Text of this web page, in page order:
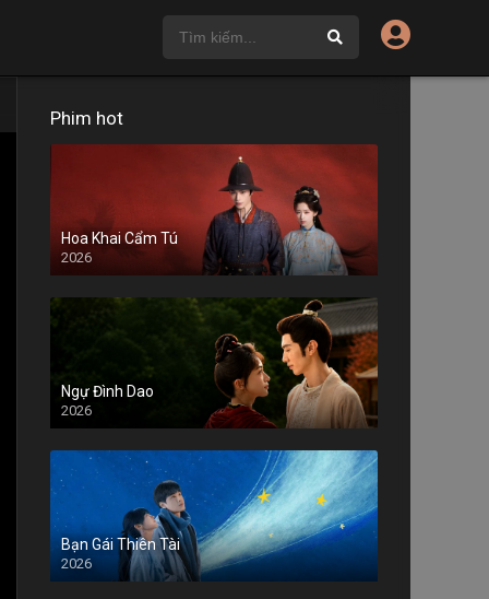
Phim hot
Hoa Khai Cẩm Tú
2026
Ngự Đình Dao
2026
Bạn Gái Thiên Tài
2026